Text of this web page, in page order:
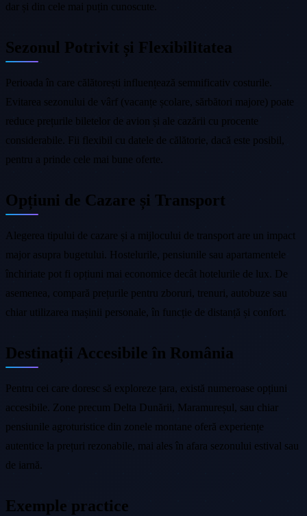
dar și din cele mai puțin cunoscute.
Sezonul Potrivit și Flexibilitatea
Perioada în care călătorești influențează semnificativ costurile.
Evitarea sezonului de vârf (vacanțe școlare, sărbători majore) poate
reduce prețurile biletelor de avion și ale cazării cu procente
considerabile. Fii flexibil cu datele de călătorie, dacă este posibil,
pentru a prinde cele mai bune oferte.
Opțiuni de Cazare și Transport
Alegerea tipului de cazare și a mijlocului de transport are un impact
major asupra bugetului. Hostelurile, pensiunile sau apartamentele
închiriate pot fi opțiuni mai economice decât hotelurile de lux. De
asemenea, compară prețurile pentru zboruri, trenuri, autobuze sau
chiar utilizarea mașinii personale, în funcție de distanță și confort.
Destinații Accesibile în România
Pentru cei care doresc să exploreze țara, există numeroase opțiuni
accesibile. Zone precum Delta Dunării, Maramureșul, sau chiar
pensiunile agroturistice din zonele montane oferă experiențe
autentice la prețuri rezonabile, mai ales în afara sezonului estival sau
de iarnă.
Exemple practice